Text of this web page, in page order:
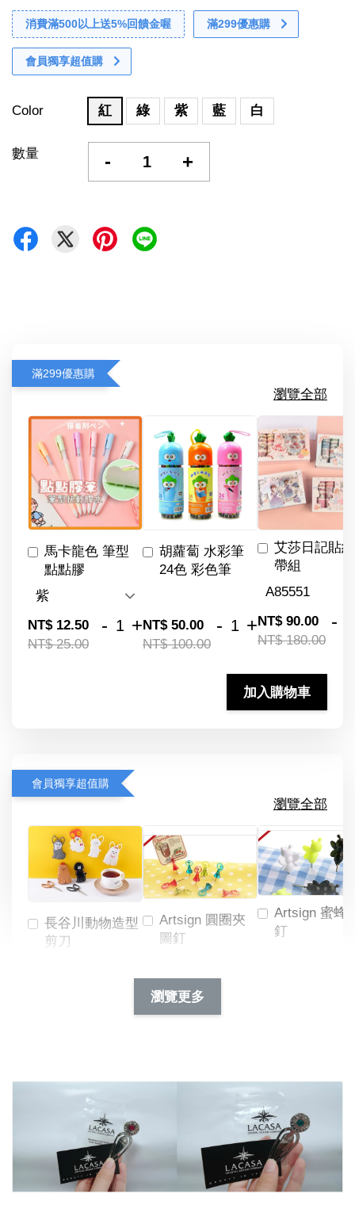
消費滿500以上送5%回饋金喔 滿299優惠購
會員獨享超值購
Color 紅 綠 紫 藍 白
數量 - +
滿299優惠購
瀏覽全部
馬卡龍色 筆型
點點膠
NT$ 12.50
NT$ 25.00
- +
胡蘿蔔 水彩筆
24色 彩色筆
NT$ 50.00
NT$ 100.00
- +
艾莎日記貼
帶組
NT$ 90.00
NT$ 180.00
-
加入購物車
會員獨享超值購
瀏覽全部
長谷川動物造型
剪刀
Artsign 圓圈夾
圖釘
NT$ 19.00
NT$ 66.00
Artsign 蜜蜂
釘
瀏覽更多